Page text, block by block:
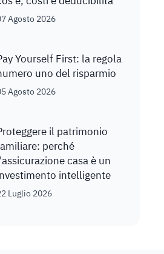
Agosto 2026
Yourself First: la regola
uno del risparmio
Agosto 2026
il patrimonio
perché
casa è un
intelligente
Luglio 2026